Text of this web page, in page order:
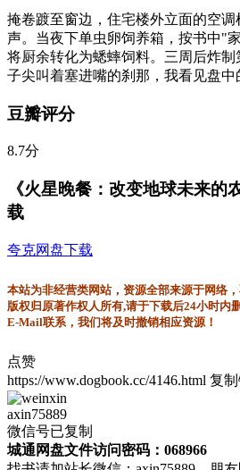
掩卷踱至窗边，住宅楼外立面的空
声。当夜下单虫卵饲养箱，按书中"
将厨余转化为蟋蟀饲料。三周后炸
子尖叫着塞进嘴的刹那，我看见盘中
豆瓣评分
8.7分
《火星晚餐：改变地球未来的
载
夸克网盘下载
本站为非经营类网站，资源全部来源于网络
版权归原著作权人所有,请于下载后24小时内
E-Mail联系，我们将及时撤销相应资源！
点赞
https://www.dogbook.cc/4146.html 复
axin75889
微信号已复制
城通网盘文件访问密码：068966